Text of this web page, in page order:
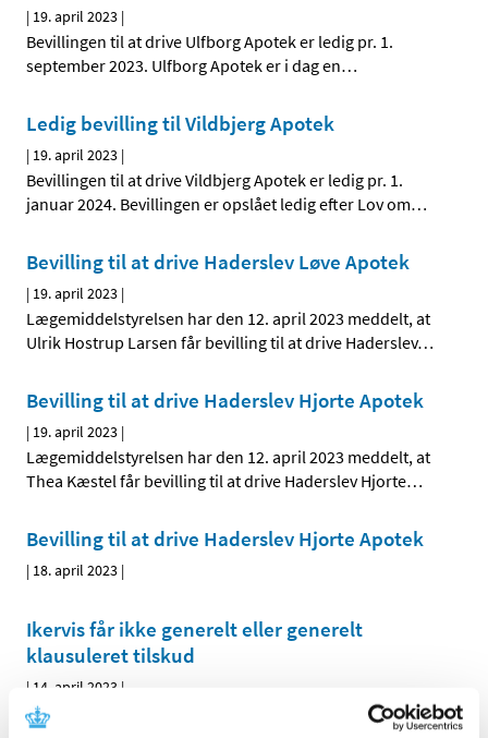
| 19. april 2023 |
Bevillingen til at drive Ulfborg Apotek er ledig pr. 1.
september 2023. Ulfborg Apotek er i dag en…
Ledig bevilling til Vildbjerg Apotek
| 19. april 2023 |
Bevillingen til at drive Vildbjerg Apotek er ledig pr. 1.
januar 2024. Bevillingen er opslået ledig efter Lov om…
Bevilling til at drive Haderslev Løve Apotek
| 19. april 2023 |
Lægemiddelstyrelsen har den 12. april 2023 meddelt, at
Ulrik Hostrup Larsen får bevilling til at drive Haderslev…
Bevilling til at drive Haderslev Hjorte Apotek
| 19. april 2023 |
Lægemiddelstyrelsen har den 12. april 2023 meddelt, at
Thea Kæstel får bevilling til at drive Haderslev Hjorte…
Bevilling til at drive Haderslev Hjorte Apotek
| 18. april 2023 |
Ikervis får ikke generelt eller generelt
klausuleret tilskud
| 14. april 2023 |
Lægemiddelstyrelsen har besluttet, at Ikervis,